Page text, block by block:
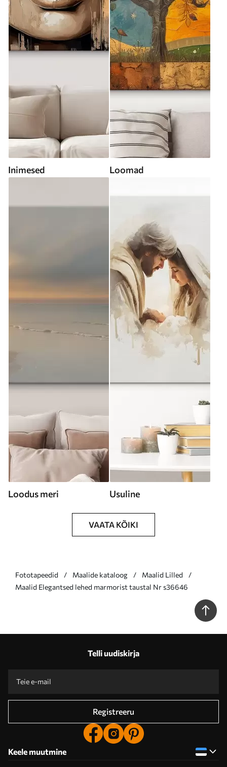
Inimesed Loomad
Loodus meri Usuline
VAATA KÕIKI
Fototapeedid Maalide kataloog
Maalid Lilled
Maalid Elegantsed lehed marmorist taustal Nr s36646
Telli uudiskirja
Registreeru
Keele muutmine